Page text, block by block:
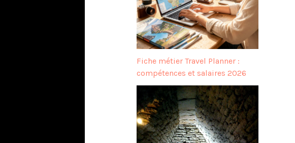
Fiche métier Travel Planner :
compétences et salaires 2026